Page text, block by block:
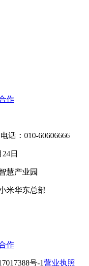
作
话：010-60606666
日
慧产业园
米华东总部
作
号-1营业执照